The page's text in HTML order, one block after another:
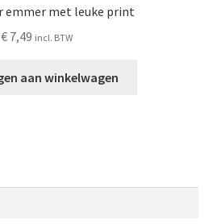
emmer met leuke print
€7,49 incl. BTW
aan winkelwagen